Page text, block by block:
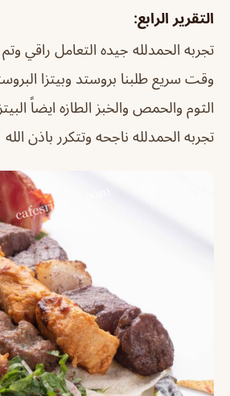
التقرير الرابع:
تجربه الحمدلله جيده التعامل راقي
وقت سريع طلبنا بروستد وبيتزا
الثوم والحمص والخبز الطازه ايضاً
تجربه الحمدلله ناجحه وتتكرر باذن الله